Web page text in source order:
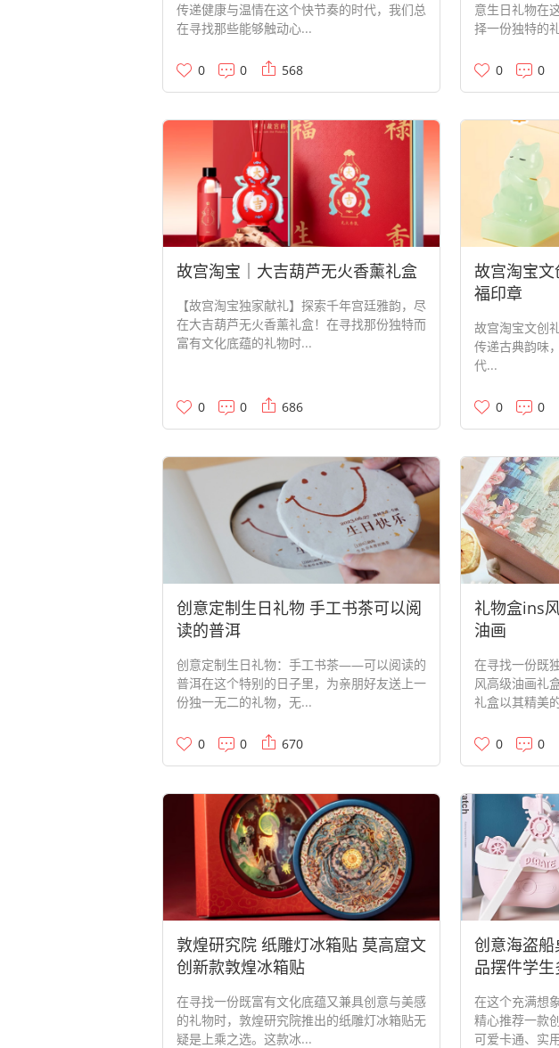
传递健康与温情在这个快节奏的时代，我们总
在寻找那些能够触动心...
0 0 568
意生日礼物在
择一份独特的
0 0
故宫淘宝｜大吉葫芦无火香薰礼盒
【故宫淘宝独家献礼】探索千年宫廷雅韵，尽
在大吉葫芦无火香薰礼盒！在寻找那份独特而
富有文化底蕴的礼物时...
0 0 686
故宫淘宝
福印章
故宫淘宝文创
传递古典韵味
代...
0 0
创意定制生日礼物 手工书茶可以阅
读的普洱
创意定制生日礼物：手工书茶——可以阅读的
普洱在这个特别的日子里，为亲朋好友送上一
份独一无二的礼物，无...
0 0 670
礼物盒ins
油画
在寻找一份既
风高级油画礼
礼盒以其精美
0 0
敦煌研究院 纸雕灯冰箱贴 莫高窟文
创新款敦煌冰箱贴
在寻找一份既富有文化底蕴又兼具创意与美感
的礼物时，敦煌研究院推出的纸雕灯冰箱贴无
疑是上乘之选。这款冰...
创意海盗
品摆件学
在这个充满想
精心推荐一款
可爱卡通、实